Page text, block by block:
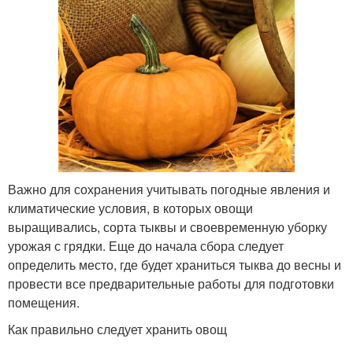
Важно для сохранения учитывать погодные явления и
климатические условия, в которых овощи
выращивались, сорта тыквы и своевременную уборку
урожая с грядки. Еще до начала сбора следует
определить место, где будет храниться тыква до весны и
провести все предварительные работы для подготовки
помещения.
Как правильно следует хранить овощ